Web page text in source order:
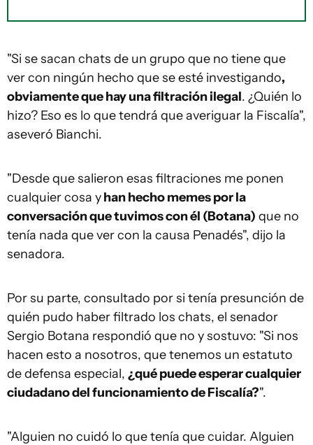
"Si se sacan chats de un grupo que no tiene que
ver con ningún hecho que se esté investigando,
obviamente que hay una filtración ilegal. ¿Quién lo
hizo? Eso es lo que tendrá que averiguar la Fiscalía",
aseveró Bianchi.
"Desde que salieron esas filtraciones me ponen
cualquier cosa yhan hecho memes por la
conversación que tuvimos con él (Botana) que no
tenía nada que ver con la causa Penadés", dijo la
senadora.
Por su parte, consultado por si tenía presunción de
quién pudo haber filtrado los chats, el senador
Sergio Botana respondió que no y sostuvo: "Si nos
hacen esto a nosotros, que tenemos un estatuto
de defensa especial, ¿qué puede esperar cualquier
ciudadano del funcionamiento de Fiscalía?".
"Alguien no cuidó lo que tenía que cuidar. Alguien